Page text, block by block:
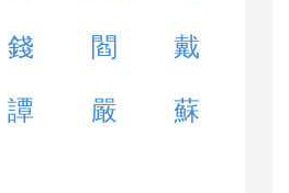
錢 閻 戴
譚 嚴 蘇